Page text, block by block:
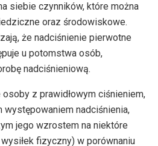
siebie czynników, które można
oraz środowiskowe.
że nadciśnienie pierwotne
u potomstwa osób,
nadciśnieniową.
z prawidłowym ciśnieniem,
nadciśnienia,
jego wzrostem na niektóre
fizyczny) w porównaniu